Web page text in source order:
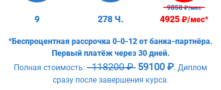
9 278 Ч.
9850₽/мес
4925₽/мес*
*Беспроцентная рассрочка 0-0-12 от банка-партнёра.
Первый платёж через 30 дней.
Полная стоимость: 118200 ₽ 59100 ₽. Диплом
сразу после завершения курса.